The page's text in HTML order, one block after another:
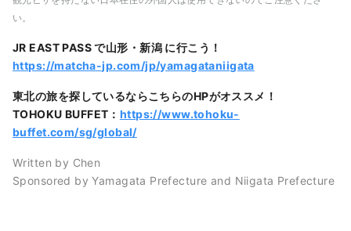
い。
JR EAST PASS で山形・新潟 に行こう！
https://matcha-jp.com/jp/yamagataniigata
東北の旅を探しているならこちらのHPがオススメ！
TOHOKU BUFFET： https://www.tohoku-
buffet.com/sg/global/
Written by Chen
Sponsored by Yamagata Prefecture and Niigata Prefecture